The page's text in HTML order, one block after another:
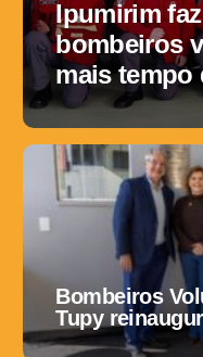
Ipumirim
bombeiros
mais tempo
Bombeiros
Tupy